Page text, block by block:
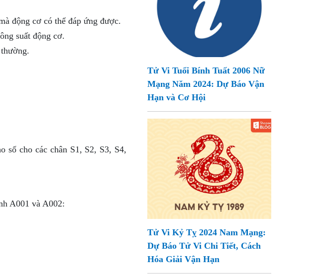
động cơ có thể đáp ứng được.
suất động cơ.
số cho các chân S1, S2, S3, S4,
A001 và A002:
Tử Vi Tuổi Bính Tuất 2006 Nữ
Mạng Năm 2024: Dự Báo Vận
Hạn và Cơ Hội
Tử Vi Kỷ Tỵ 2024 Nam Mạng:
Dự Báo Tử Vi Chi Tiết, Cách
Hóa Giải Vận Hạn